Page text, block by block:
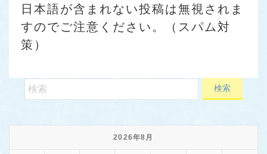
日本語が含まれない投稿は無視されま
すのでご注意ください。（スパム対
策）
2026年8月